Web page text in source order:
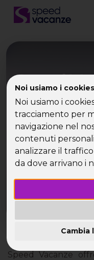
Noi usiamo i cookies
Noi usiamo i
tracciamento per
navigazione nel
contenuti
analizzare il
da dove arrivano i
Cambia
Speed
Viaggi
Speed Vacanze
vacanze speciali
Offerta Viaggi Single
Speed Vacanze